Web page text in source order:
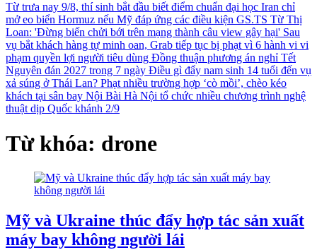
Từ trưa nay 9/8, thí sinh bắt đầu biết điểm chuẩn đại học Iran chỉ
mở eo biển Hormuz nếu Mỹ đáp ứng các điều kiện GS.TS Từ Thị
Loan: 'Đừng biến chửi bới trên mạng thành câu view gây hại' Sau
vụ bắt khách hàng tự minh oan, Grab tiếp tục bị phạt vì 6 hành vi vi
phạm quyền lợi người tiêu dùng Đồng thuận phương án nghỉ Tết
Nguyên đán 2027 trong 7 ngày Điều gì đẩy nam sinh 14 tuổi đến vụ
xả súng ở Thái Lan? Phạt nhiều trường hợp ‘cò mồi’, chèo kéo
khách tại sân bay Nội Bài Hà Nội tổ chức nhiều chương trình nghệ
thuật dịp Quốc khánh 2/9
Từ khóa: drone
Mỹ và Ukraine thúc đẩy hợp tác sản xuất
máy bay không người lái